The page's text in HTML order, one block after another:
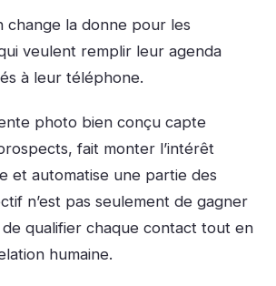
change la donne pour les
veulent remplir leur agenda
à leur téléphone.
photo bien conçu capte
fait monter l’intérêt
et automatise une partie des
n’est pas seulement de gagner
qualifier chaque contact tout en
humaine.